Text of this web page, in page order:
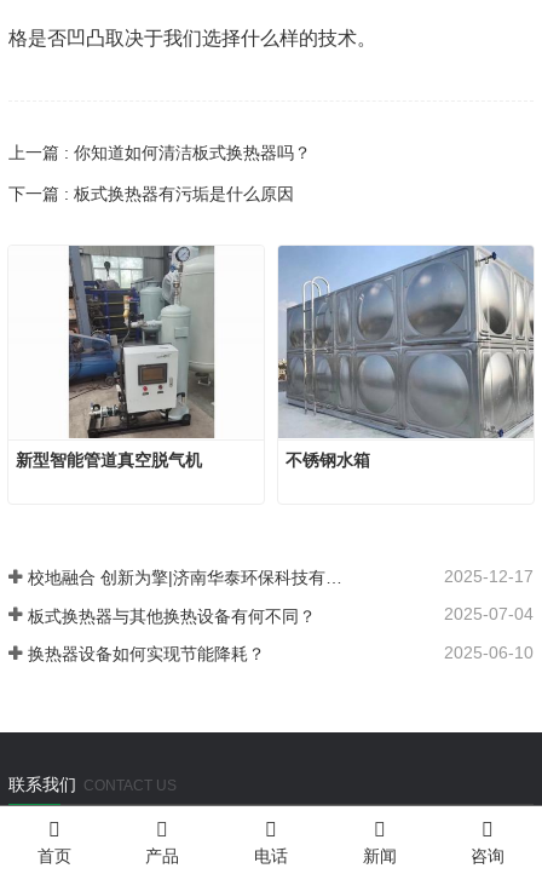
格是否凹凸取决于我们选择什么样的技术。
上一篇 : 你知道如何清洁板式换热器吗？
下一篇 : 板式换热器有污垢是什么原因
新型智能管道真空脱气机 不锈钢水箱
校地融合 创新为擎|济南华泰环保科技有限公司：以产学研融合谱写在张夏的创新发展之路 2025-12-17
板式换热器与其他换热设备有何不同？ 2025-07-04
换热器设备如何实现节能降耗？ 2025-06-10
联系我们 CONTACT US
咨询电话:
17753127020
首页 产品 电话 新闻 咨询